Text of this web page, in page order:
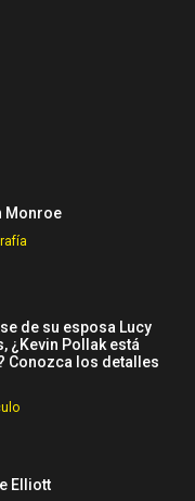
Monroe
de su esposa Lucy
¿Kevin Pollak está
Conozca los detalles
Elliott